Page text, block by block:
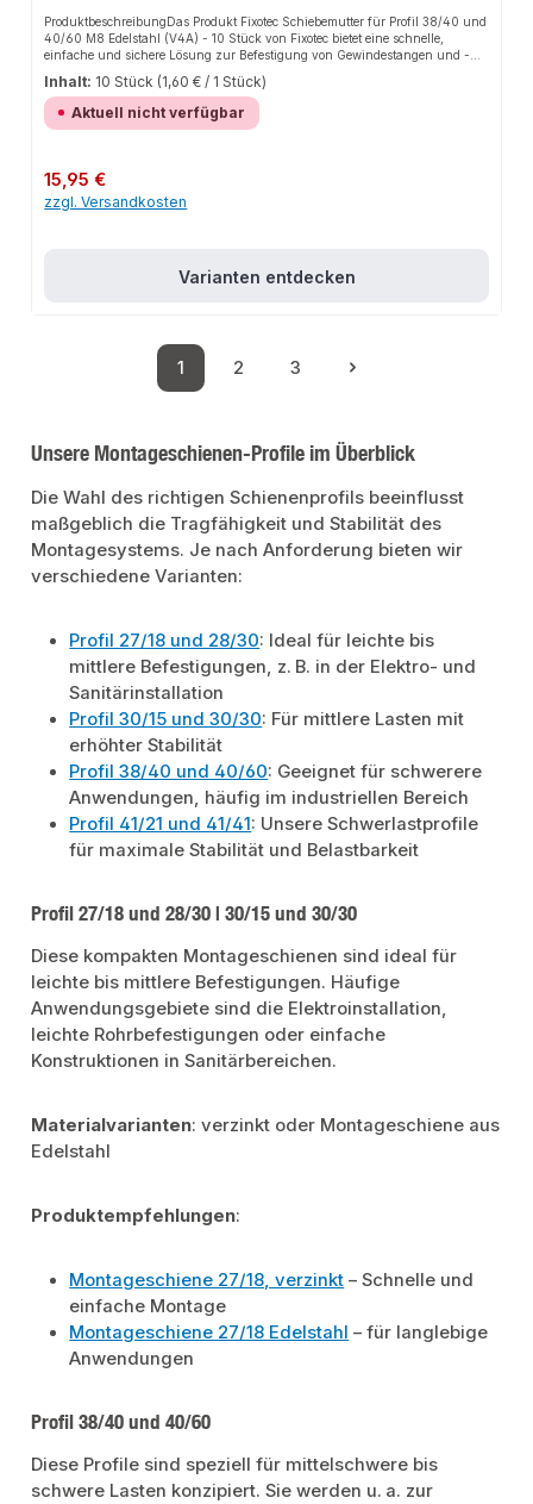
ProduktbeschreibungDas Produkt Fixotec Schiebemutter für Profil 38/40 und
40/60 M8 Edelstahl (V4A) - 10 Stück von Fixotec bietet eine schnelle,
einfache und sichere Lösung zur Befestigung von Gewindestangen und -
stiften in Montageschienen und Schienenkonsolen. Dank der hohen
Witterungs- und Rostbeständigkeit sorgt es für perfekten Halt und passt sich
flexibel an verschiedene Anwendungsbereiche an. Das robuste Design und
die einfache Montage machen dieses Produkt zu einer zuverlässigen Wahl
LebensdauerAnwendungsbereicheRohrleitungenBauteileMontageschienenGe
bäudetechnikProduktdatenMaterial: Edelstahl (V4A)Oberfläche:
RostbeständigKompatibilität: 38/40 und 40/60In unserem Sortiment finden
Inhalt: 10 Stück (1,60 € / 1 Stück)
Aktuell nicht verfügbar
Regulärer Preis:
15,95 €
zzgl. Versandkosten
Varianten entdecken
Seite
1
Seite
2
Seite
3
Unsere Montageschienen-Profile im Überblick
Die Wahl des richtigen Schienenprofils beeinflusst
maßgeblich die Tragfähigkeit und Stabilität des
Montagesystems. Je nach Anforderung bieten wir
verschiedene Varianten:
Profil 27/18 und 28/30: Ideal für leichte bis
mittlere Befestigungen, z. B. in der Elektro- und
Sanitärinstallation
Profil 30/15 und 30/30: Für mittlere Lasten mit
erhöhter Stabilität
Profil 38/40 und 40/60: Geeignet für schwerere
Anwendungen, häufig im industriellen Bereich
Profil 41/21 und 41/41: Unsere Schwerlastprofile
für maximale Stabilität und Belastbarkeit
Profil 27/18 und 28/30 | 30/15 und 30/30
Diese kompakten Montageschienen sind ideal für
leichte bis mittlere Befestigungen. Häufige
Anwendungsgebiete sind die Elektroinstallation,
leichte Rohrbefestigungen oder einfache
Konstruktionen in Sanitärbereichen.
Materialvarianten: verzinkt oder Montageschiene aus
Edelstahl
Produktempfehlungen:
Montageschiene 27/18, verzinkt – Schnelle und
einfache Montage
Montageschiene 27/18 Edelstahl – für langlebige
Anwendungen
Profil 38/40 und 40/60
Diese Profile sind speziell für mittelschwere bis
schwere Lasten konzipiert. Sie werden u. a. zur